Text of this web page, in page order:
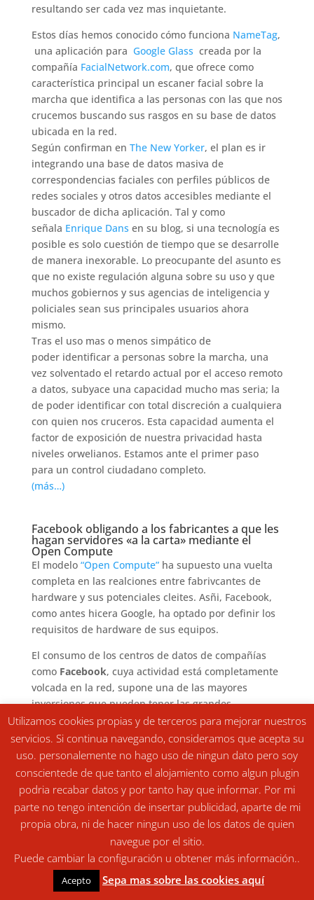
resultando ser cada vez mas inquietante.
Estos días hemos conocido cómo funciona NameTag,
una aplicación para Google Glass creada por la
compañía FacialNetwork.com, que ofrece como
característica principal un escaner facial sobre la
marcha que identifica a las personas con las que nos
crucemos buscando sus rasgos en su base de datos
ubicada en la red.
Según confirman en The New Yorker, el plan es ir
integrando una base de datos masiva de
correspondencias faciales con perfiles públicos de
redes sociales y otros datos accesibles mediante el
buscador de dicha aplicación. Tal y como
señala Enrique Dans en su blog, si una tecnología es
posible es solo cuestión de tiempo que se desarrolle
de manera inexorable. Lo preocupante del asunto es
que no existe regulación alguna sobre su uso y que
muchos gobiernos y sus agencias de inteligencia y
policiales sean sus principales usuarios ahora
mismo.
Tras el uso mas o menos simpático de
poder identificar a personas sobre la marcha, una
vez solventado el retardo actual por el acceso remoto
a datos, subyace una capacidad mucho mas seria; la
de poder identificar con total discreción a cualquiera
con quien nos cruceros. Esta capacidad aumenta el
factor de exposición de nuestra privacidad hasta
niveles orwelianos. Estamos ante el primer paso
para un control ciudadano completo.
(más…)
Facebook obligando a los fabricantes a que les
hagan servidores «a la carta» mediante el
Open Compute
El modelo “Open Compute”ha supuesto una vuelta
completa en las realciones entre fabrivcantes de
hardware y sus potenciales cleites. Asñi, Facebook,
como antes hicera Google, ha optado por definir los
requisitos de hardware de sus equipos.
El consumo de los centros de datos de compañías
como Facebook, cuya actividad está completamente
volcada en la red, supone una de las mayores
inversiones que pueden tener las grandes
compañías que operan en Internet. En este sentido,
Facebook, hace un par de años ya que optara por la
especificación denominada “Open Compute”para
estos centros de datos. Una apuesta que
prescinde
del modelo OEM
, propia de fabricantes de equipos
originales de macas específicas, como los
oHP , para pasar al denominado ODM , donde
es el diseño y no el fabricante lo que importa.
Utilizamos cookies propias y de terceros para mejorar nuestros
servicios. Si continua navegando, consideramos que acepta su
uso. personalemente no hago uso de ningun dato pero soy
conscientede de que tanto el alojamiento como algun plugin
podria recabar datos y por tanto hay que informar. Por mi
parte no tengo intención de insertar publicidad, aparte de mi
propia obra, ni de hacer ningun uso de los datos de quien
navegue por el sitio.
Puede cambiar la configuración u obtener más información..
Acepto Sepa mas sobre las cookies aquí